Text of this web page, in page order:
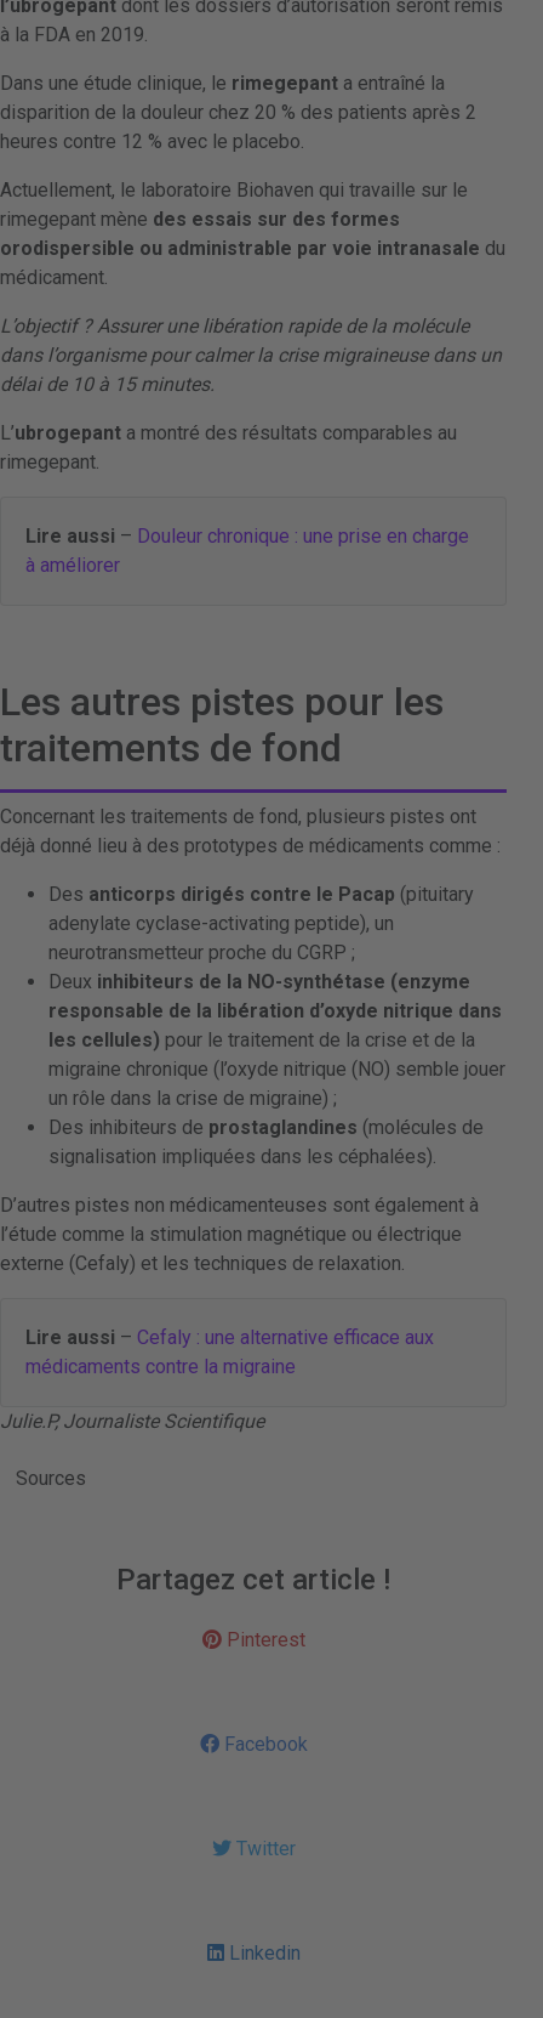
l’ubrogepant dont les dossiers d’autorisation seront remis
à la FDA en 2019.
Dans une étude clinique, le rimegepant a entraîné la
disparition de la douleur chez 20 % des patients après 2
heures contre 12 % avec le placebo.
Actuellement, le laboratoire Biohaven qui travaille sur le
rimegepant mène des essais sur des formes
orodispersible ou administrable par voie intranasale du
médicament.
L’objectif ? Assurer une libération rapide de la molécule
dans l’organisme pour calmer la crise migraineuse dans un
délai de 10 à 15 minutes.
L’ubrogepant a montré des résultats comparables au
rimegepant.
Lire aussi – Douleur chronique : une prise en charge
à améliorer
Les autres pistes pour les
traitements de fond
Concernant les traitements de fond, plusieurs pistes ont
déjà donné lieu à des prototypes de médicaments comme :
Des anticorps dirigés contre le Pacap (pituitary
adenylate cyclase-activating peptide), un
neurotransmetteur proche du CGRP ;
Deux inhibiteurs de la NO-synthétase (enzyme
responsable de la libération d’oxyde nitrique dans
les cellules) pour le traitement de la crise et de la
migraine chronique (l’oxyde nitrique (NO) semble jouer
un rôle dans la crise de migraine) ;
Des inhibiteurs de prostaglandines (molécules de
signalisation impliquées dans les céphalées).
D’autres pistes non médicamenteuses sont également à
l’étude comme la stimulation magnétique ou électrique
externe (Cefaly) et les techniques de relaxation.
Lire aussi – Cefaly : une alternative efficace aux
médicaments contre la migraine
Julie.P, Journaliste Scientifique
Sources
Partagez cet article !
Pinterest
Facebook
Twitter
Linkedin